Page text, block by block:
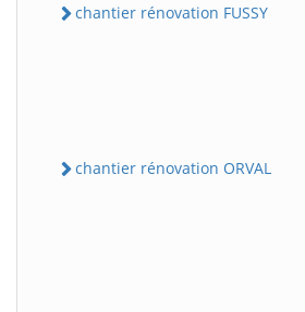
chantier rénovation FUSSY
chantier rénovation ORVAL